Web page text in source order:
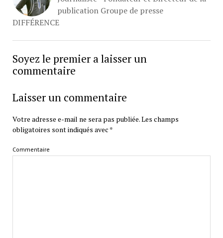
publication Groupe de presse
DIFFÉRENCE
Soyez le premier a laisser un
commentaire
Laisser un commentaire
Votre adresse e-mail ne sera pas publiée.Les champs
obligatoires sont indiqués avec *
Commentaire